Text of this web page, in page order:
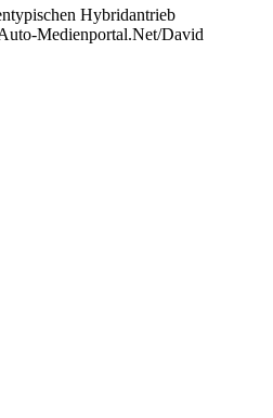
Hybridantrieb
Medienportal.Net/David